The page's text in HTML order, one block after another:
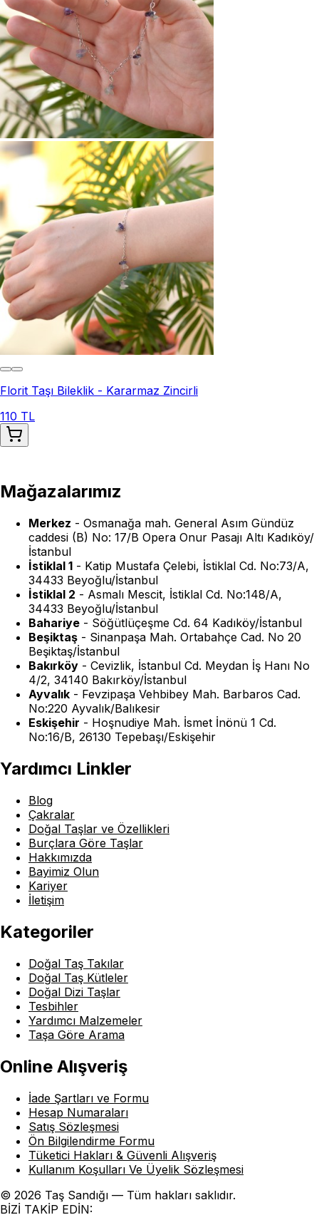
Florit Taşı Bileklik - Kararmaz Zincirli
110 TL
Mağazalarımız
Merkez - Osmanağa mah. General Asım Gündüz
caddesi (B) No: 17/B Opera Onur Pasajı Altı Kadıköy/
İstanbul
İstiklal 1 - Katip Mustafa Çelebi, İstiklal Cd. No:73/A,
34433 Beyoğlu/İstanbul
İstiklal 2 - Asmalı Mescit, İstiklal Cd. No:148/A,
34433 Beyoğlu/İstanbul
Bahariye - Söğütlüçeşme Cd. 64 Kadıköy/İstanbul
Beşiktaş - Sinanpaşa Mah. Ortabahçe Cad. No 20
Beşiktaş/İstanbul
Bakırköy - Cevizlik, İstanbul Cd. Meydan İş Hanı No
4/2, 34140 Bakırköy/İstanbul
Ayvalık - Fevzipaşa Vehbibey Mah. Barbaros Cad.
No:220 Ayvalık/Balıkesir
Eskişehir - Hoşnudiye Mah. İsmet İnönü 1 Cd.
No:16/B, 26130 Tepebaşı/Eskişehir
Yardımcı Linkler
Blog
Çakralar
Doğal Taşlar ve Özellikleri
Burçlara Göre Taşlar
Hakkımızda
Bayimiz Olun
Kariyer
İletişim
Kategoriler
Doğal Taş Takılar
Doğal Taş Kütleler
Doğal Dizi Taşlar
Tesbihler
Yardımcı Malzemeler
Taşa Göre Arama
Online Alışveriş
İade Şartları ve Formu
Hesap Numaraları
Satış Sözleşmesi
Ön Bilgilendirme Formu
Tüketici Hakları & Güvenli Alışveriş
Kullanım Koşulları Ve Üyelik Sözleşmesi
© 2026 Taş Sandığı — Tüm hakları saklıdır.
BİZİ TAKİP EDİN: